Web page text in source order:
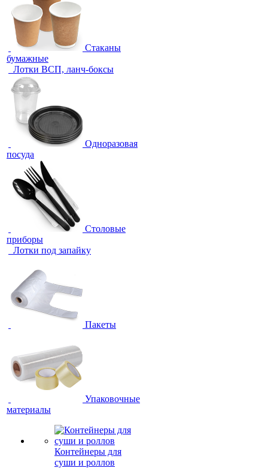
Стаканы
бумажные
Лотки ВСП, ланч-боксы
Одноразовая
посуда
Столовые
приборы
Лотки под запайку
Пакеты
Упаковочные
материалы
Контейнеры для
суши и роллов